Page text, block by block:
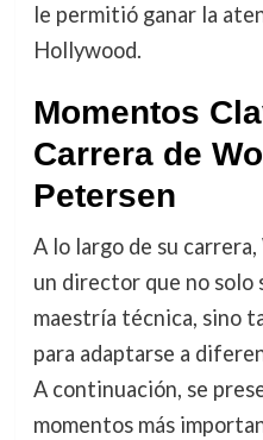
le permitió ganar la
Hollywood.
Momentos
Carrera de
Petersen
A lo largo de su
un director que no solo
maestría técnica, sino
para adaptarse a
A continuación, se
momentos más